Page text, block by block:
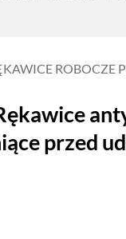
ROBOCZE
przed